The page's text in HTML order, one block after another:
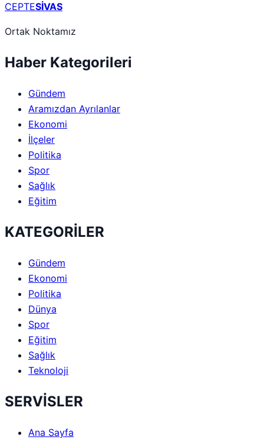
CEPTESİVAS
Ortak Noktamız
Haber Kategorileri
Gündem
Aramızdan Ayrılanlar
Ekonomi
İlçeler
Politika
Spor
Sağlık
Eğitim
KATEGORİLER
Gündem
Ekonomi
Politika
Dünya
Spor
Eğitim
Sağlık
Teknoloji
SERVİSLER
Ana Sayfa